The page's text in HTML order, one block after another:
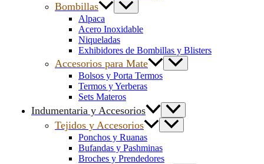
Bombillas
Alpaca
Acero Inoxidable
Niqueladas
Exhibidores de Bombillas y Blisters
Accesorios para Mate
Bolsos y Porta Termos
Termos y Yerberas
Sets Materos
Indumentaria y Accesorios
Tejidos y Accesorios
Ponchos y Ruanas
Bufandas y Pashminas
Broches y Prendedores